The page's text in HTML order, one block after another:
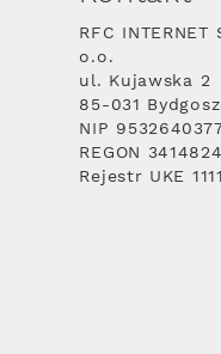
RFC INTERNET
o.o.
ul. Kujawska 2
85-031
NIP
REGON
Rejestr UKE